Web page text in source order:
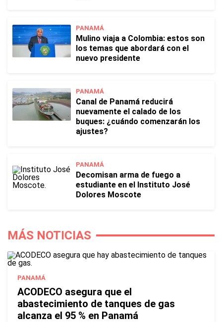
PANAMÁ
Mulino viaja a Colombia: estos son
los temas que abordará con el
nuevo presidente
PANAMÁ
Canal de Panamá reducirá
nuevamente el calado de los
buques: ¿cuándo comenzarán los
ajustes?
PANAMÁ
Decomisan arma de fuego a
estudiante en el Instituto José
Dolores Moscote
MÁS NOTICIAS
PANAMÁ
ACODECO asegura que el
abastecimiento de tanques de gas
alcanza el 95 % en Panamá